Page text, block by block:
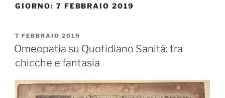
GIORNO: 7 FEBBRAIO 2019
PUBBLICATO
IL
7 FEBBRAIO 2019
Omeopatia su Quotidiano Sanità: tra
chicche e fantasia